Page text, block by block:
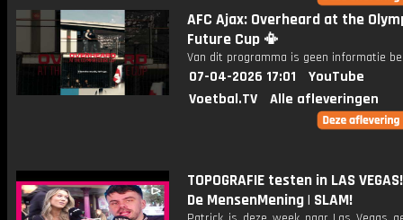
AFC Ajax: Overheard at the
Future Cup 📳
Van dit programma is geen informatie
07-04-2026 17:01
YouTube
Voetbal.TV
Alle afleveringen
TOPOGRAFIE testen in LAS
De MensenMening | SLAM!